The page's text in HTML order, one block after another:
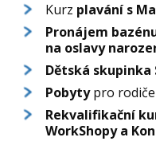
Kurz plavání s
Pronájem
na oslavy
Dětská skupinka
Pobytypro rodiče
Rekvalifikační
WorkShopy a